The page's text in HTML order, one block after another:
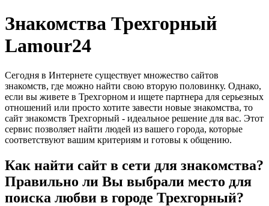
Знакомства Трехгорный
Lamour24
Сегодня в Интернете существует множество сайтов
знакомств, где можно найти свою вторую половинку. Однако,
если вы живете в Трехгорном и ищете партнера для серьезных
отношений или просто хотите завести новые знакомства, то
сайт знакомств Трехгорный - идеальное решение для вас. Этот
сервис позволяет найти людей из вашего города, которые
соответствуют вашим критериям и готовы к общению.
Как найти сайт в сети для знакомства?
Правильно ли Вы выбрали место для
поиска любви в городе Трехгорный?